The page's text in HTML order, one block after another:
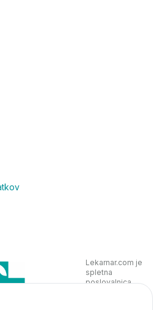
Lekarnar.com je
spletna
poslovalnica